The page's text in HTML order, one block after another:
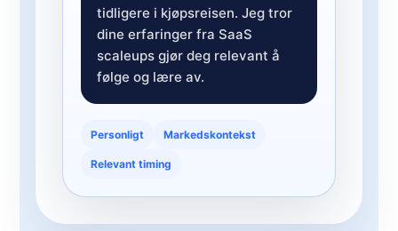
tidligere i kjøpsreisen. Jeg tror
dine erfaringer fra SaaS
scaleups gjør deg relevant å
følge og lære av.
Personligt Markedskontekst
Relevant timing